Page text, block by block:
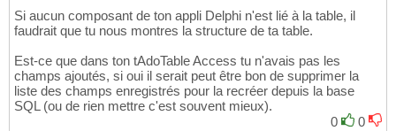
Si aucun composant de ton appli Delphi n'est lié à la table, il
faudrait que tu nous montres la structure de ta table.
Est-ce que dans ton tAdoTable Access tu n'avais pas les
champs ajoutés, si oui il serait peut être bon de supprimer la
liste des champs enregistrés pour la recréer depuis la base
SQL (ou de rien mettre c'est souvent mieux).
0
0